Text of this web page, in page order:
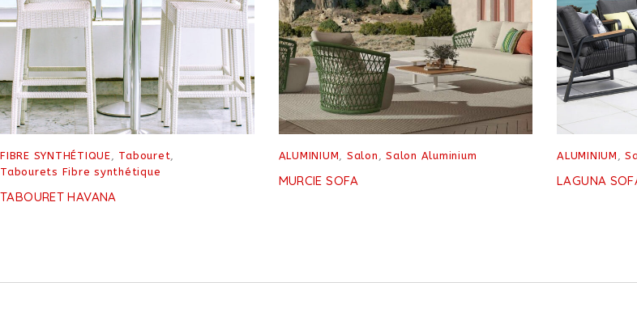
FIBRE SYNTHÉTIQUE Tabouret
Tabourets Fibre synthétique
TABOURET HAVANA
ALUMINIUM Salon Salon Aluminium
MURCIE SOFA
ALUMINIUM ,
LAGUNA